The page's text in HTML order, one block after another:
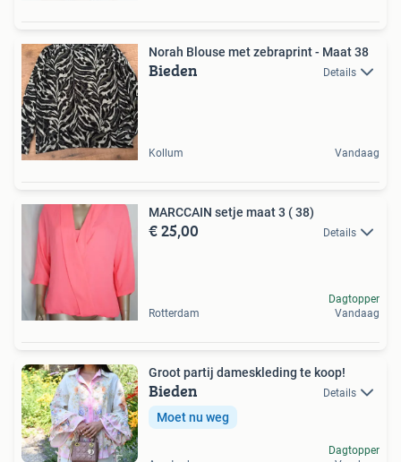
Norah Blouse met zebraprint - Maat 38
Bieden Details
Kollum Vandaag
MARCCAIN setje maat 3 ( 38)
€ 25,00 Details
Rotterdam
Dagtopper
Vandaag
Groot partij dameskleding te koop!
Bieden Details
Moet nu weg
Dagtopper